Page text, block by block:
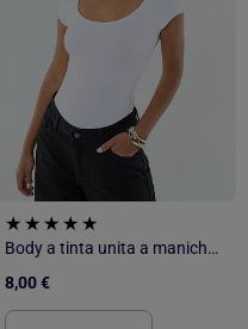
Body a tinta unita a maniche corte
8,00 €